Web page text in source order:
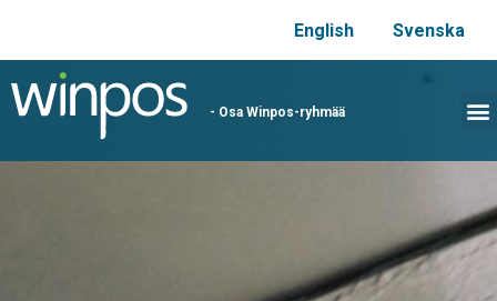
English Svenska
- Osa Winpos-ryhmää